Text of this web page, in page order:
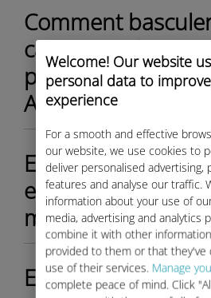
Welcome! Our website
personal data to
experience
For a smooth and effective
our website, we use cookies to
deliver personalised advertising,
features and analyse our traffic.
information about your use of
media, advertising and analytics
combine it with other
provided to them or that they've
use of their services. Manage
complete peace of mind. Click
Comment
carte SIM
profil eSIM sur
Android ?
Est-ce que mon
est débloqué ou
mon opérateur ?
Est-il possible